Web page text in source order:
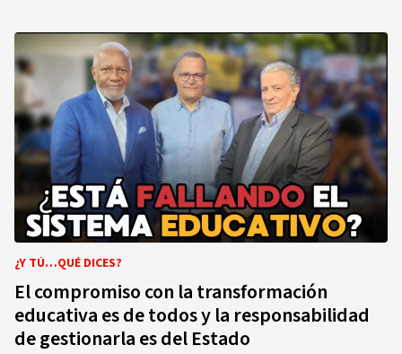
¿Y TÚ…QUÉ DICES?
El compromiso con la transformación
educativa es de todos y la responsabilidad
de gestionarla es del Estado